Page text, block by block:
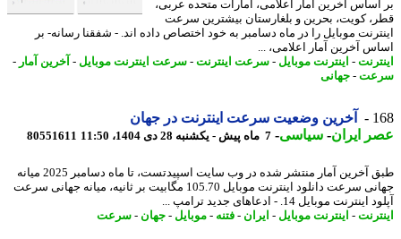
آخرین آمار اعلامی، امارات متحده عربی،
کویت، بحرین و بلغارستان بیشترین سرعت
موبایل را در ماه دسامبر به خود اختصاص داده اند. - شفقنا رسانه- بر
آخرین آمار اعلامی، ...
-اینترنت موبایل-سرعت اینترنت-سرعت اینترنت موبایل-آخرین آمار
-جهانی
آخرین وضعیت سرعت اینترنت در جهان
ایران- سیاسی-7 ماه پیش - یکشنبه 28 دی 1404، 11:50 80551611
طبق آخرین آمار منتشر شده در وب سایت اسپیدتست، تا ماه دسامبر 2025 میانه
جهانی سرعت دانلود اینترنت موبایل 105.70 مگابیت بر ثانیه، میانه جهانی سرعت
موبایل 14. - ادعاهای جدید ترامپ ...
-اینترنت موبایل-ایران - فتنه -موبایل-جهان-سرعت